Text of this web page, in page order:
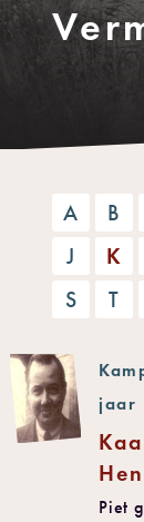
A B
J
K
S
T
jaar
Piet